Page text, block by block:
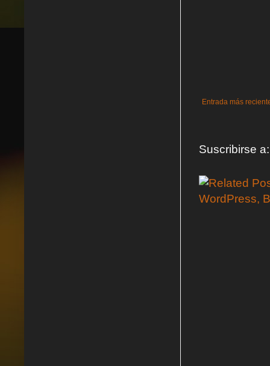
Entrada más
Suscribirse